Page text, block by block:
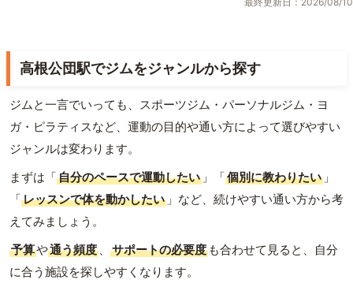
高根公団駅でジムをジャンルから探す
ジムと一言でいっても、スポーツジム・パーソナルジム・ヨ
ガ・ピラティスなど、運動の目的や通い方によって選びやすい
ジャンルは変わります。
まずは「自分のペースで運動したい 」「個別に教わりたい 」
「レッスンで体を動かしたい 」など、続けやすい通い方から考
えてみましょう。
予算や通う頻度 、 サポートの必要度 も合わせて見ると、自分
に合う施設を探しやすくなります。